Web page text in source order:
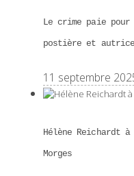
Le crime paie
postière et
11 septembre
Hélène Reichardt
Morges